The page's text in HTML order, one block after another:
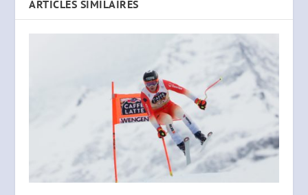
ARTICLES SIMILAIRES